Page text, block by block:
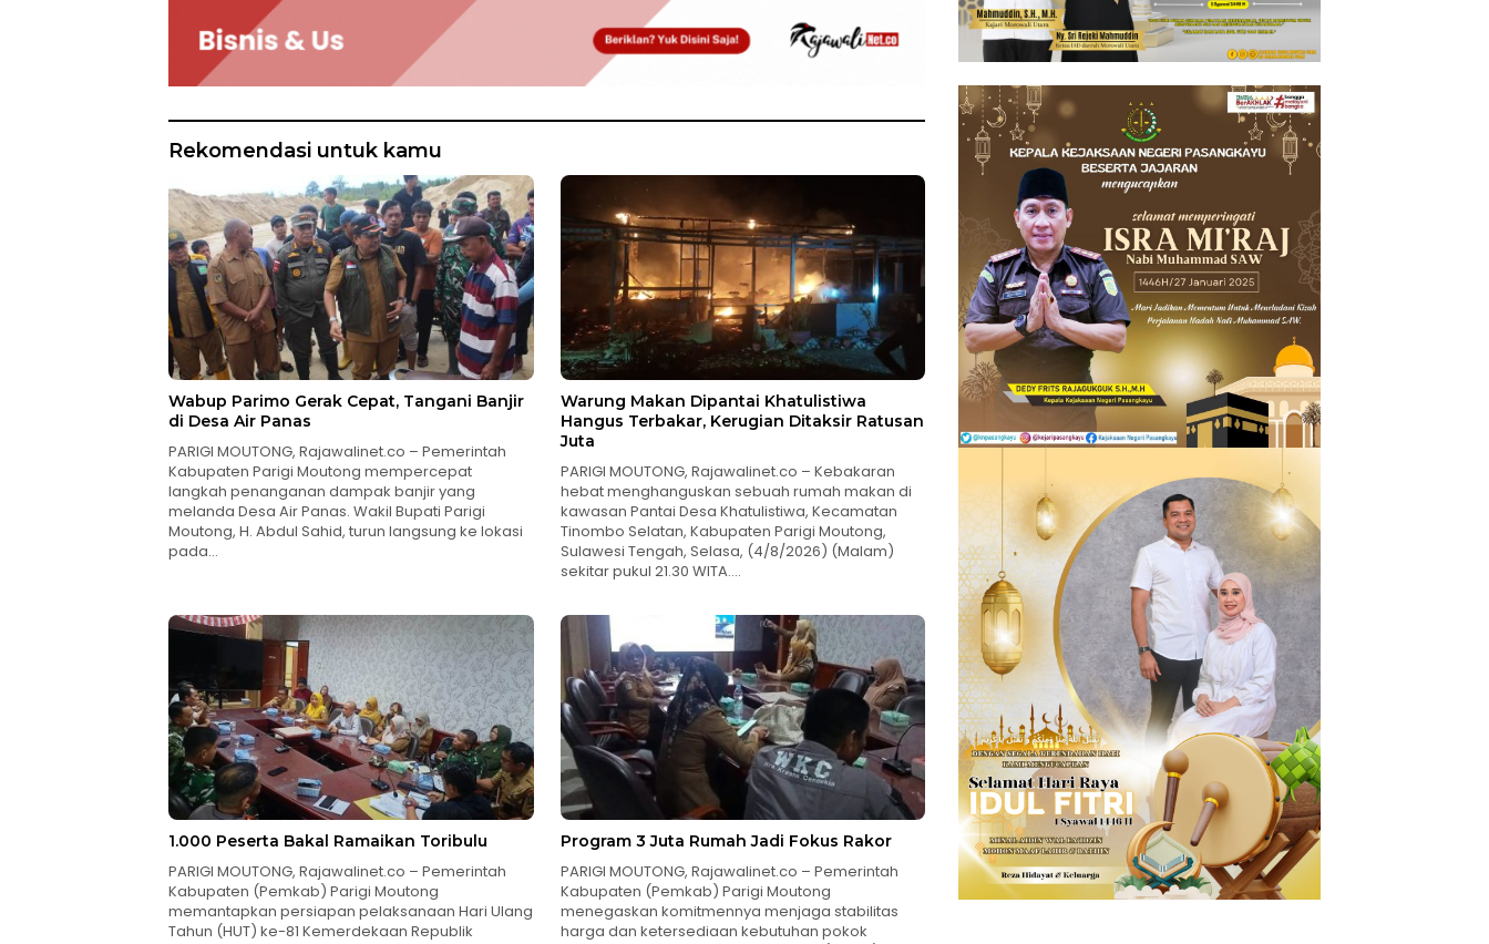
Rekomendasi untuk kamu
Wabup Parimo Gerak Cepat, Tangani Banjir
di Desa Air Panas
PARIGI MOUTONG, Rajawalinet.co – Pemerintah
Kabupaten Parigi Moutong mempercepat
langkah penanganan dampak banjir yang
melanda Desa Air Panas. Wakil Bupati Parigi
Moutong, H. Abdul Sahid, turun langsung ke lokasi
pada…
Warung Makan Dipantai Khatulistiwa
Hangus Terbakar, Kerugian Ditaksir Ratusan
Juta
PARIGI MOUTONG, Rajawalinet.co – Kebakaran
hebat menghanguskan sebuah rumah makan di
kawasan Pantai Desa Khatulistiwa, Kecamatan
Tinombo Selatan, Kabupaten Parigi Moutong,
Sulawesi Tengah, Selasa, (4/8/2026) (Malam)
sekitar pukul 21.30 WITA….
1.000 Peserta Bakal Ramaikan Toribulu
PARIGI MOUTONG, Rajawalinet.co – Pemerintah
Kabupaten (Pemkab) Parigi Moutong
memantapkan persiapan pelaksanaan Hari Ulang
Tahun (HUT) ke-81 Kemerdekaan Republik
Program 3 Juta Rumah Jadi Fokus Rakor
PARIGI MOUTONG, Rajawalinet.co – Pemerintah
Kabupaten (Pemkab) Parigi Moutong
menegaskan komitmennya menjaga stabilitas
harga dan ketersediaan kebutuhan pokok